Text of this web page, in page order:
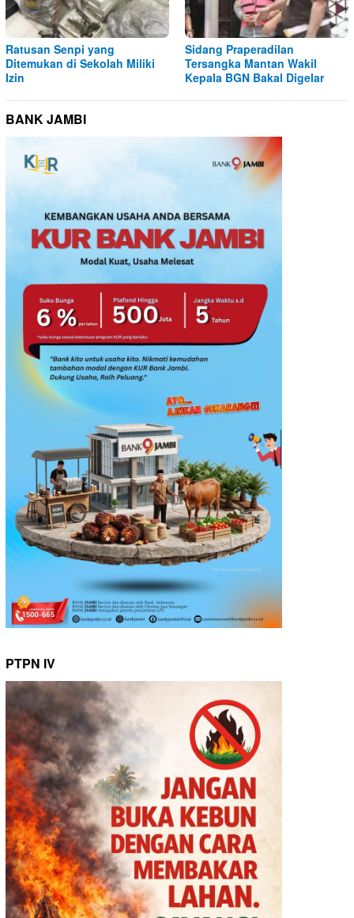
Ratusan Senpi yang
Ditemukan di Sekolah Miliki
Izin
Sidang Praperadilan
Tersangka Mantan Wakil
Kepala BGN Bakal Digelar
BANK JAMBI
PTPN IV